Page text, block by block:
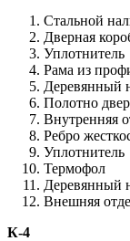
Стальной
Дверная
Уплотнитель
Рама из
Деревянный
Полотно
Внутренняя
Ребро
Уплотнитель
Термофол
Деревянный
Внешняя
К-4